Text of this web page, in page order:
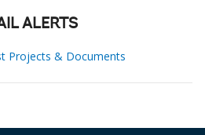
ALERTS
Projects & Documents